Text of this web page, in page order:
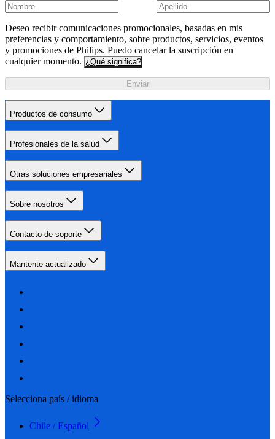
Deseo recibir comunicaciones promocionales, basadas en mis
preferencias y comportamiento, sobre productos, servicios, eventos
y promociones de Philips. Puedo cancelar la suscripción en
cualquier momento. ¿Qué significa?
Enviar
Productos de consumo
Profesionales de la salud
Otras soluciones empresariales
Sobre nosotros
Contacto de soporte
Mantente actualizado
Selecciona país / idioma
Chile / Español